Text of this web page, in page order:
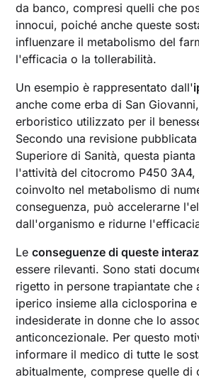
da banco, compresi quelli che
innocui, poiché anche queste
influenzare il metabolismo del
l'efficacia o la tollerabilità.
Un esempio è rappresentato dall'
anche come erba di San
erboristico utilizzato per il
Secondo una revisione
Superiore di Sanità, questa
l'attività del citocromo P450 3A4,
coinvolto nel metabolismo di
conseguenza, può accelerarne
dall'organismo e ridurne
Leconseguenze di queste
essere rilevanti. Sono stati
rigetto in persone trapiantate che
iperico insieme alla ciclosporina
indesiderate in donne che lo
anticoncezionale. Per questo
informare il medico di tutte le
abitualmente, comprese quelle di